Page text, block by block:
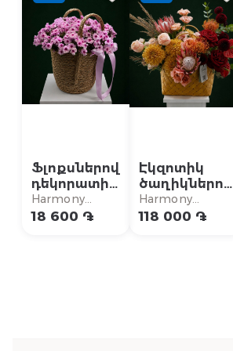
Ֆլոքսներով
դեկորատիվ
զամբյուղ
Harmony
Flowers
18 600 ֏
Էկզոտիկ
ծաղիկներով
կոմպոզիցիա
Harmony
Flowers
118 000 ֏